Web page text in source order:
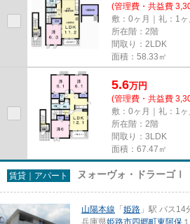
(管理費・共益費
敷：0ヶ月｜礼：1ヶ
所在階：2階
間取り：2LDK
面積：58.33㎡
5.6万円
(管理費・共益費
敷：0ヶ月｜礼：1ヶ
所在階：2階
間取り：3LDK
面積：67.47㎡
賃貸｜アパート ヌォーヴォ・ドラーゴⅠ
山陽本線 「姫路 」駅 バス14
兵庫県姫路市四郷町東阿保